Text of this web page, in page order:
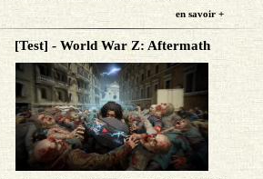
en savoir +
[Test] - World War Z: Aftermath